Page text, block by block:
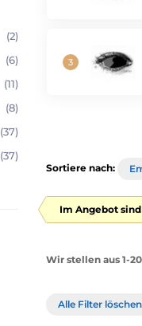
(2)
(6)
(11)
(8)
(37)
(37)
Sortiere nach:
Im Angebot
Wir stellen aus 1-
Alle Filter löschen